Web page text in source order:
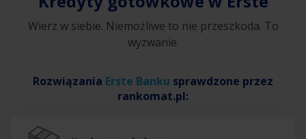
Wierz w siebie. Niemożliwe to nie przeszkoda. To
wyzwanie.
Rozwiązania Erste Banku sprawdzone przez
rankomat.pl: